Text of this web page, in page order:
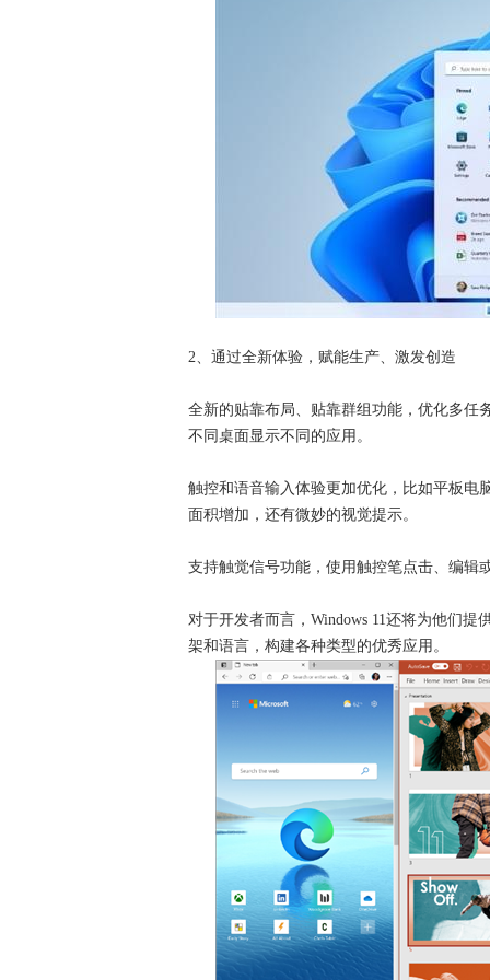
2、通过全新体验，赋能生产、激发创造
全新的贴靠布局、贴靠群组功能，优化多任
不同桌面显示不同的应用。
触控和语音输入体验更加优化，比如平板电
面积增加，还有微妙的视觉提示。
支持触觉信号功能，使用触控笔点击、编辑
对于开发者而言，Windows 11还将为他们
架和语言，构建各种类型的优秀应用。